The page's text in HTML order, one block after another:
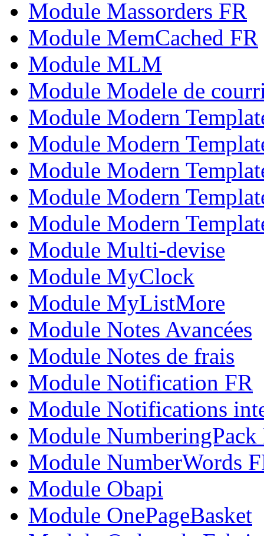
Module Massorders FR
Module MemCached FR
Module MLM
Module Modele de
Module Modern
Module Modern
Module Modern
Module Modern
Module Modern
Module Multi-devise
Module MyClock
Module MyListMore
Module Notes Avancées
Module Notes de frais
Module Notification FR
Module Notifications
Module NumberingPack
Module NumberWords
Module Obapi
Module OnePageBasket